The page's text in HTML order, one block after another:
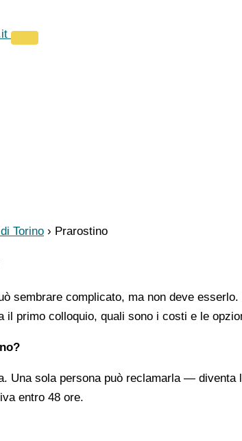
Torino › Prarostino
sembrare complicato, ma non deve
il primo colloquio, quali sono i costi e le
Una sola persona può reclamarla — diventa
entro 48 ore.